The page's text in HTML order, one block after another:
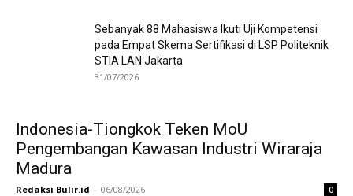
Sebanyak 88 Mahasiswa Ikuti Uji Kompetensi
pada Empat Skema Sertifikasi di LSP Politeknik
STIA LAN Jakarta
31/07/2026
Indonesia-Tiongkok Teken MoU
Pengembangan Kawasan Industri Wiraraja
Madura
Redaksi Bulir.id - 06/08/2026 0